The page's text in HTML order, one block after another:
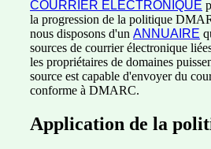
COURRIER ÉLECTRONIQUE
la progression de la politique
nous disposons d'un ANNUAIRE
sources de courrier électronique
les propriétaires de domaines
source est capable d'envoyer du
conforme à DMARC.
Application de la